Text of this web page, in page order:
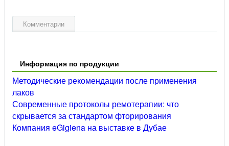
Комментарии
Информация по продукции
Методические рекомендации после применения
лаков
Современные протоколы ремотерапии: что
скрывается за стандартом фторирования
Компания eGigiena на выставке в Дубае